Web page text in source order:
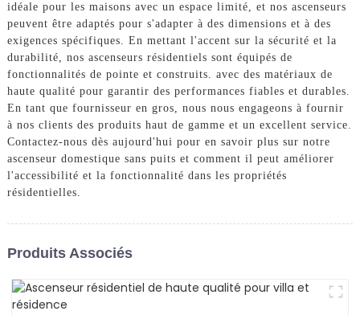
idéale pour les maisons avec un espace limité, et nos ascenseurs
peuvent être adaptés pour s'adapter à des dimensions et à des
exigences spécifiques. En mettant l'accent sur la sécurité et la
durabilité, nos ascenseurs résidentiels sont équipés de
fonctionnalités de pointe et construits. avec des matériaux de
haute qualité pour garantir des performances fiables et durables.
En tant que fournisseur en gros, nous nous engageons à fournir
à nos clients des produits haut de gamme et un excellent service.
Contactez-nous dès aujourd'hui pour en savoir plus sur notre
ascenseur domestique sans puits et comment il peut améliorer
l'accessibilité et la fonctionnalité dans les propriétés
résidentielles.
Produits Associés